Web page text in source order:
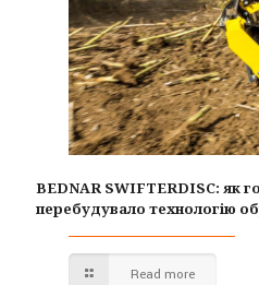
BEDNAR SWIFTERDISC: як
перебудувало технологію
Read more